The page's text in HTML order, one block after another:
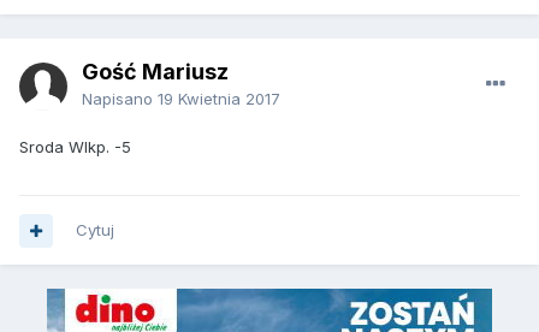
Gość Mariusz
Napisano 19 Kwietnia 2017
Sroda Wlkp. -5
Cytuj